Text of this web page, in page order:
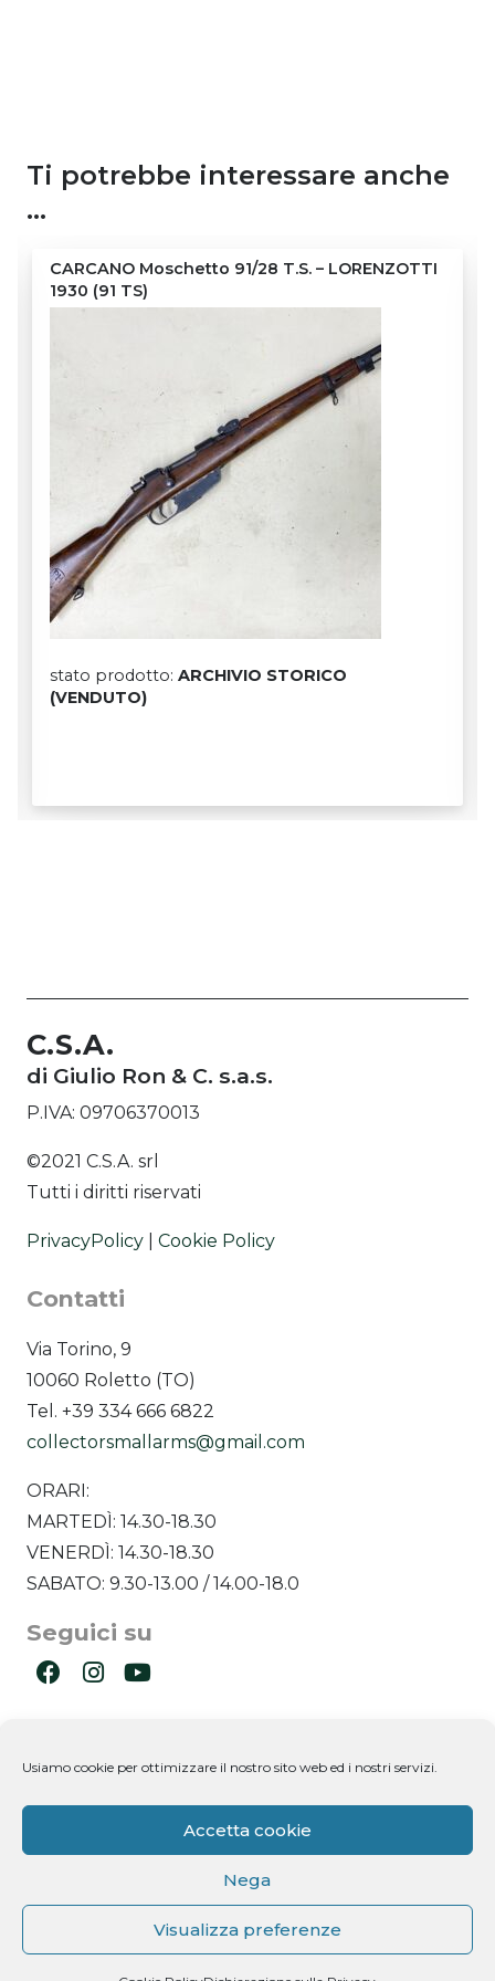
Usiamo cookie per ottimizzare il nostro sito web ed i nostri servizi.
Accetta cookie
Nega
Visualizza preferenze
Ti potrebbe interessare anche
…
CARCANO Moschetto 91/28 T.S. – LORENZOTTI
1930 (91 TS)
stato prodotto: ARCHIVIO STORICO
(VENDUTO)
C.S.A.
di Giulio Ron & C. s.a.s.
P.IVA: 09706370013
©2021 C.S.A. srl
Tutti i diritti riservati
PrivacyPolicy Cookie Policy
Contatti
Via Torino, 9
10060 Roletto (TO)
Tel. +39 334 666 6822
collectorsmallarms@gmail.com
ORARI:
MARTEDÌ: 14.30-18.30
VENERDÌ: 14.30-18.30
SABATO: 9.30-13.00 / 14.00-18.0
Seguici su